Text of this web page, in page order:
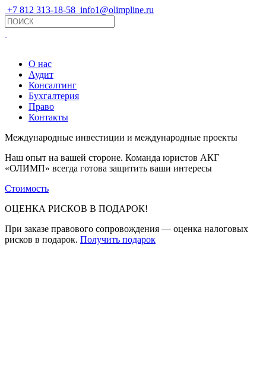
+7 812 313-18-58 info1@olimpline.ru
О нас
Аудит
Консалтинг
Бухгалтерия
Право
Контакты
Международные инвестиции и международные проекты
Наш опыт на вашей стороне. Команда юристов АКГ
«ОЛИМП» всегда готова защитить ваши интересы
Стоимость
ОЦЕНКА РИСКОВ В ПОДАРОК!
При заказе правового сопровождения — оценка налоговых
рисков в подарок. Получить подарок